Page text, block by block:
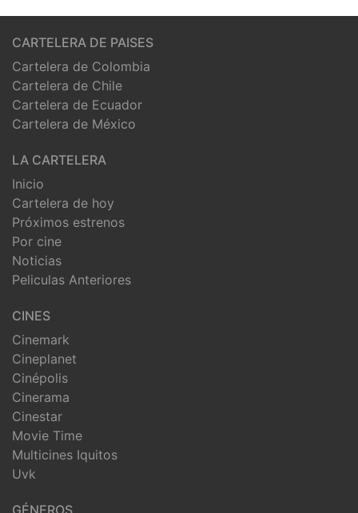
CARTELERA DE PAISES
Cartelera de Colombia
Cartelera de Chile
Cartelera de Ecuador
Cartelera de México
LA CARTELERA
Inicio
Cartelera de hoy
Próximos estrenos
Por cine
Noticias
Peliculas Anteriores
CINES
Cinemark
Cineplanet
Cinépolis
Cinerama
Cinestar
Movie Time
Multicines Iquitos
Uvk